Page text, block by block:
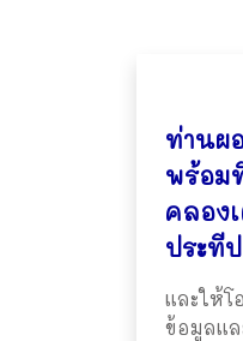
ท่านผ
พร้อม
คลอง
ประทีป
และให้
ข้อมูลแ